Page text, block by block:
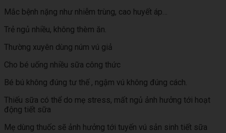
Mắc bệnh nặng như nhiễm trùng, cao huyết áp…
Trẻ ngủ nhiều, không thèm ăn.
Thường xuyên dùng núm vú giả
Cho bé uống nhiều sữa công thức
Bé bú không đúng tư thế , ngậm vú không đúng cách.
Thiếu sữa có thể do mẹ stress, mất ngủ ảnh hưởng tới hoạt
động tiết sữa
Mẹ dùng thuốc sẽ ảnh hưởng tới tuyến vú sản sinh tiết sữa